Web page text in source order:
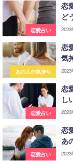
恋愛占い
恋
ど
2023
あの人の気持ち
恋
気
2023
恋愛占い
恋
し
2023
恋愛占い
恋
あ